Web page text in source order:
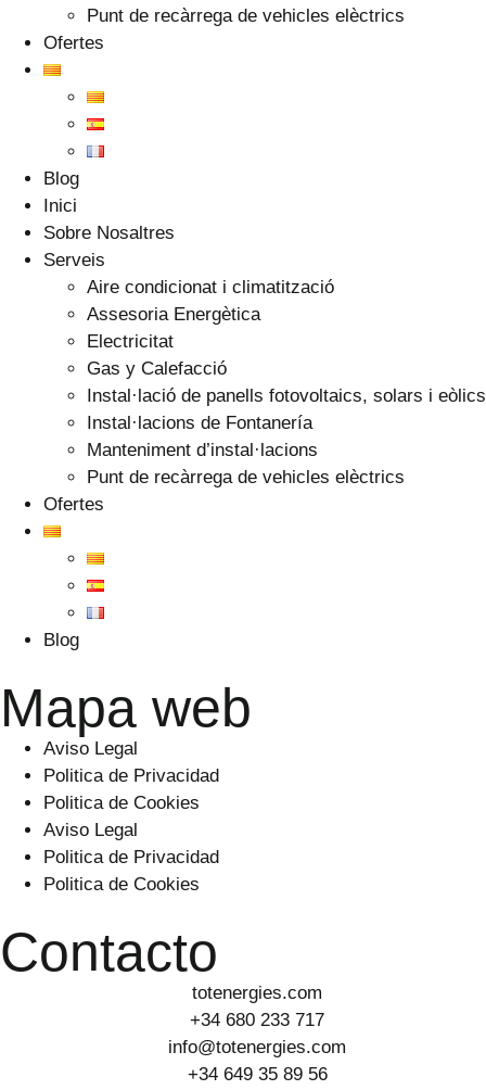
Punt de recàrrega de vehicles elèctrics
Ofertes
Blog
Inici
Sobre Nosaltres
Serveis
Aire condicionat i climatització
Assesoria Energètica
Electricitat
Gas y Calefacció
Instal·lació de panells fotovoltaics, solars i eòlics
Instal·lacions de Fontanería
Manteniment d’instal·lacions
Punt de recàrrega de vehicles elèctrics
Ofertes
Blog
Mapa web
Aviso Legal
Politica de Privacidad
Politica de Cookies
Aviso Legal
Politica de Privacidad
Politica de Cookies
Contacto
totenergies.com
+34 680 233 717
info@totenergies.com
+34 649 35 89 56